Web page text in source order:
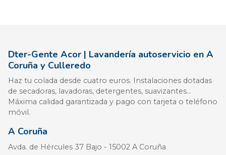
Dter-Gente Acor | Lavandería autoservicio en A
Coruña y Culleredo
Haz tu colada desde cuatro euros. Instalaciones dotadas
de secadoras, lavadoras, detergentes, suavizantes...
Máxima calidad garantizada y pago con tarjeta o teléfono
móvil.
A Coruña
Avda. de Hércules 37 Bajo - 15002 A Coruña